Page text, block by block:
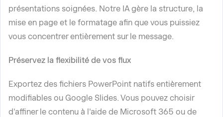
présentations soignées. Notre IA gère la structure, la
mise en page et le formatage afin que vous puissiez
vous concentrer entièrement sur le message.
Préservez la flexibilité de vos flux
Exportez des fichiers PowerPoint natifs entièrement
modifiables ou Google Slides. Vous pouvez choisir
d'affiner le contenu à l'aide de Microsoft 365 ou de